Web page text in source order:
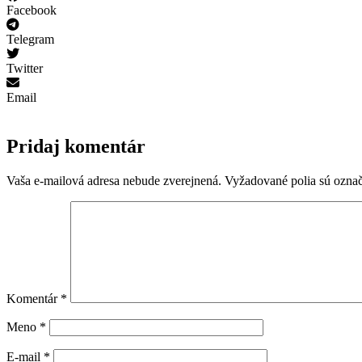
Facebook
Telegram
Twitter
Email
Pridaj komentár
Vaša e-mailová adresa nebude zverejnená. Vyžadované polia sú
Komentár *
Meno *
E-mail *